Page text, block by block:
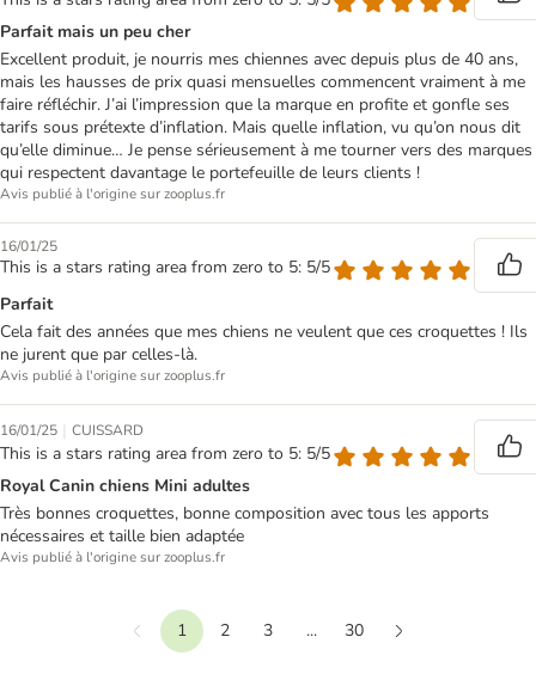
Parfait mais un peu cher
Excellent produit, je nourris mes chiennes avec depuis plus de 40 ans,
mais les hausses de prix quasi mensuelles commencent vraiment à me
faire réfléchir. J’ai l’impression que la marque en profite et gonfle ses
tarifs sous prétexte d’inflation. Mais quelle inflation, vu qu’on nous dit
qu’elle diminue… Je pense sérieusement à me tourner vers des marques
qui respectent davantage le portefeuille de leurs clients !
Avis publié à l'origine sur zooplus.fr
16/01/25
This is a stars rating area from zero to 5: 5/5
Parfait
Cela fait des années que mes chiens ne veulent que ces croquettes ! Ils
ne jurent que par celles-là.
Avis publié à l'origine sur zooplus.fr
16/01/25 | CUISSARD
This is a stars rating area from zero to 5: 5/5
Royal Canin chiens Mini adultes
Très bonnes croquettes, bonne composition avec tous les apports
nécessaires et taille bien adaptée
Avis publié à l'origine sur zooplus.fr
Précédent
1 2 3 ...
30